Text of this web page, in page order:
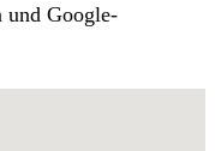
und Google-